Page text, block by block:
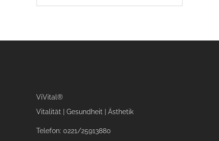
ViVital®
Vitalität | Gesundheit | Ästhetik
Telefon: 0221/25913880